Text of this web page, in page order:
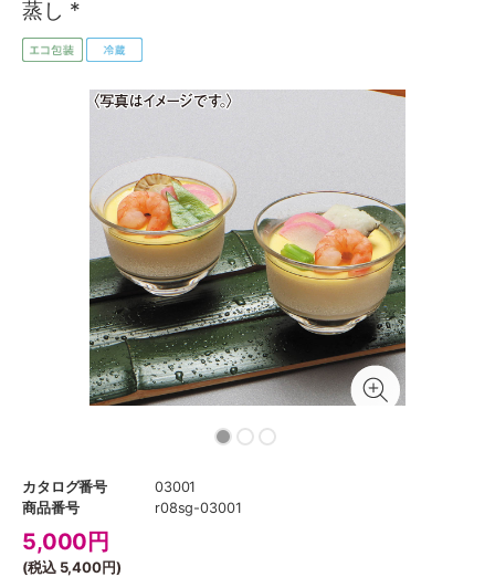
蒸し *
カタログ番号
03001
商品番号
r08sg-03001
5,000 円
(税込 5,400円)